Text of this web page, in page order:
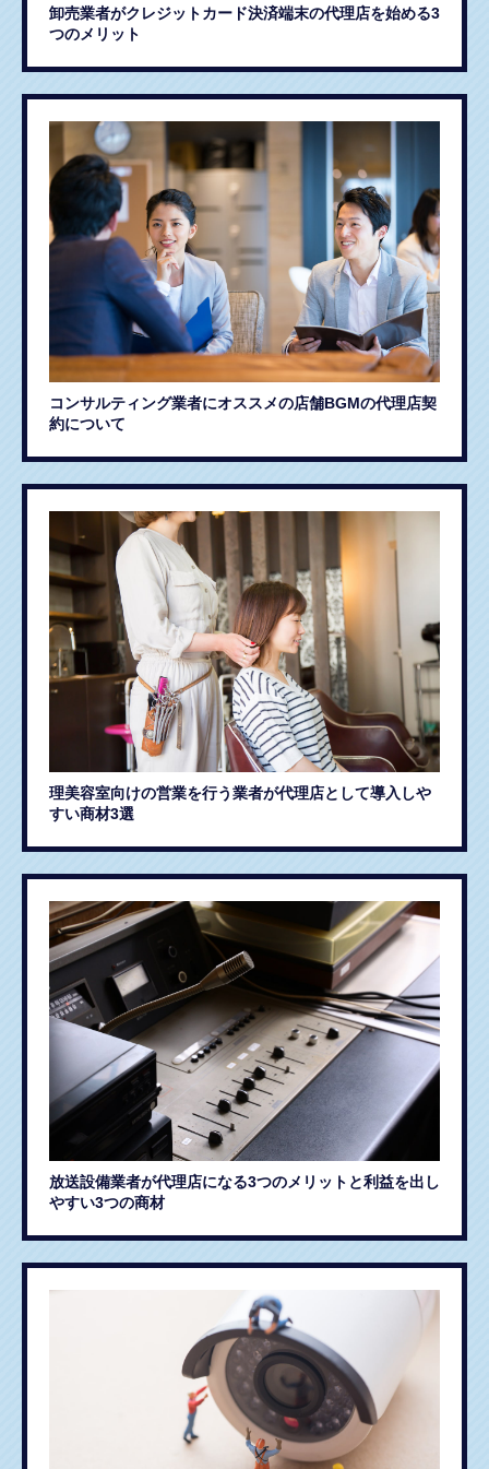
卸売業者がクレジットカード決済端末の代理店を始める3
つのメリット
コンサルティング業者にオススメの店舗BGMの代理店契
約について
理美容室向けの営業を行う業者が代理店として導入しや
すい商材3選
放送設備業者が代理店になる3つのメリットと利益を出し
やすい3つの商材